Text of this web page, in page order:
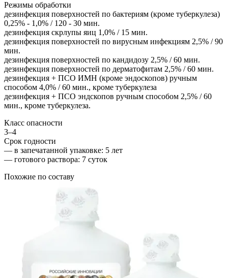
Режимы обработки
дезинфекция поверхностей по бактериям (кроме туберкулеза)
0,25% - 1,0% / 120 - 30 мин.
дезинфекция скрлупы яиц 1,0% / 15 мин.
дезинфекция поверхностей по вирусным инфекциям 2,5% / 90
мин.
дезинфекция поверхностей по кандидозу 2,5% / 60 мин.
дезинфекция поверхностей по дерматофитам 2,5% / 60 мин.
дезинфекция + ПСО ИМН (кроме эндоскопов) ручным
способом 4,0% / 60 мин., кроме туберкулеза
дезинфекция + ПСО эндскопов ручным способом 2,5% / 60
мин., кроме туберкулеза.
Класс опасности
3–4
Срок годности
— в запечатанной упаковке: 5 лет
— готового раствора: 7 суток
Похожие по составу